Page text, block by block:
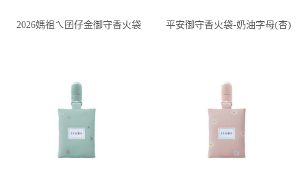
2026媽祖ㄟ囝仔金御守香火袋 平安御守香火袋-奶油字母(杏)